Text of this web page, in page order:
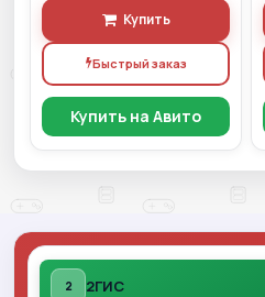
Купить
Быстрый заказ
Купить на Авито
2 2ГИС